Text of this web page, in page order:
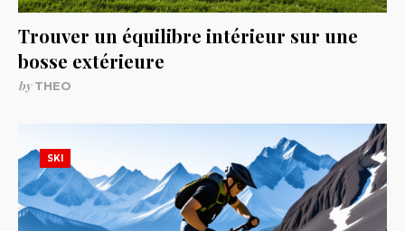
Trouver un équilibre intérieur sur une
bosse extérieure
byTHEO
SKI